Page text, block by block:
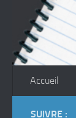
Accueil
SUIVRE :